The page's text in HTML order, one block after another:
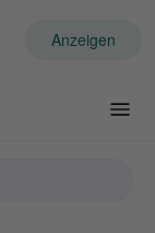
Anzeigen